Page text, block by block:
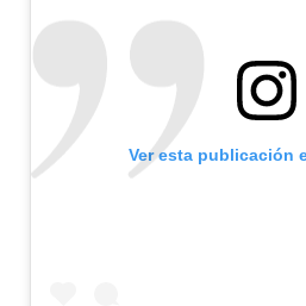
Ver esta publicación